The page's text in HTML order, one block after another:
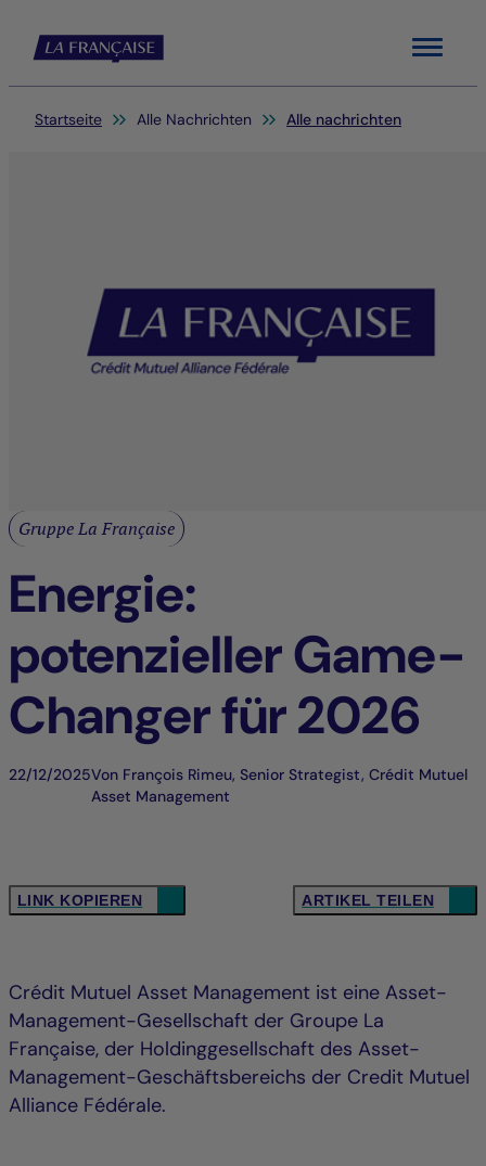
Menu
Sie befinden sich hier:
Startseite Alle Nachrichten Alle nachrichten
Gruppe La Française
Energie:
potenzieller Game-
Changer für 2026
22/12/2025Von François Rimeu, Senior Strategist, Crédit Mutuel
Asset Management
LINK KOPIEREN ARTIKEL TEILEN
Crédit Mutuel Asset Management ist eine Asset-
Management-Gesellschaft der Groupe La
Française, der Holdinggesellschaft des Asset-
Management-Geschäftsbereichs der Credit Mutuel
Alliance Fédérale.